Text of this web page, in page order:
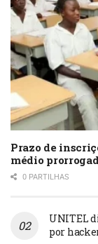
Prazo de
médio
0 PARTILHAS
UNITEL
por